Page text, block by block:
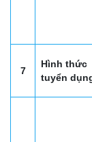
7
Hình thức
tuyển